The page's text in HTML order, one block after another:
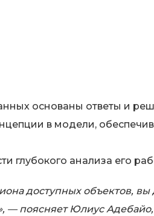
основаны ответы и
в модели,
глубокого анализа его
доступных объектов,
— поясняет Юлиус